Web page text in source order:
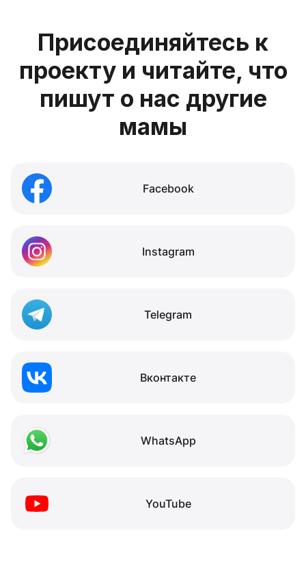
Присоединяйтесь к
проекту и читайте, что
пишут о нас другие
мамы
Facebook
Instagram
Telegram
Вконтакте
WhatsApp
YouTube